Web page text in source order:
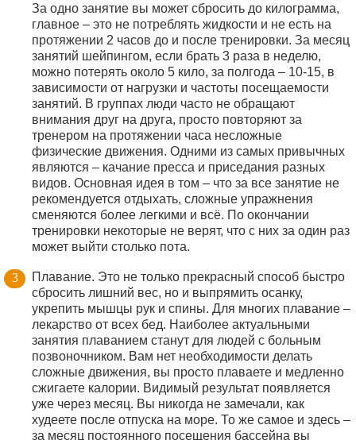
За одно занятие вы может сбросить до килограмма,
главное – это не потреблять жидкости и не есть на
протяжении 2 часов до и после тренировки. За месяц
занятий шейпингом, если брать 3 раза в неделю,
можно потерять около 5 кило, за полгода – 10-15, в
зависимости от нагрузки и частоты посещаемости
занятий. В группах люди часто не обращают
внимания друг на друга, просто повторяют за
тренером на протяжении часа несложные
физические движения. Одними из самых привычных
являются – качание пресса и приседания разных
видов. Основная идея в том – что за все занятие не
рекомендуется отдыхать, сложные упражнения
сменяются более легкими и всё. По окончании
тренировки некоторые не верят, что с них за один раз
может выйти столько пота.
Плавание. Это не только прекрасный способ быстро
сбросить лишний вес, но и выпрямить осанку,
укрепить мышцы рук и спины. Для многих плавание –
лекарство от всех бед. Наиболее актуальными
занятия плаванием станут для людей с больным
позвоночником. Вам нет необходимости делать
сложные движения, вы просто плаваете и медленно
сжигаете калории. Видимый результат появляется
уже через месяц. Вы никогда не замечали, как
худеете после отпуска на море. То же самое и здесь –
за месяц постоянного посещения бассейна вы